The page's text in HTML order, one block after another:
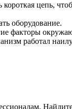
цепь,
оборудование.
факторы
работал